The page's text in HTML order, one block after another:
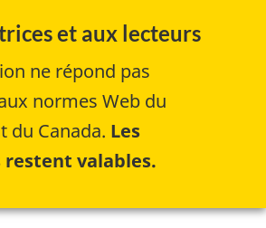
et aux lecteurs
ne répond pas
normes Web du
du Canada. Les
valables.